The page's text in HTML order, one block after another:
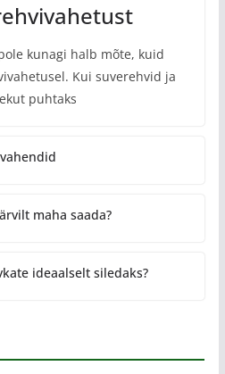
kunagi halb mõte, kuid
Kui suverehvid ja
puhtaks
maha saada?
ideaalselt siledaks?